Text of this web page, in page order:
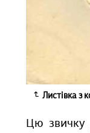
Листівка з
Цю звичку